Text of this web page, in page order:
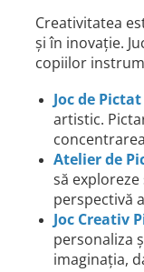
Creativitatea
și în inovație.
copiilor
Joc de
artistic.
Atelier de
să
perspectivă
Joc Creativ
personaliza
imaginația,